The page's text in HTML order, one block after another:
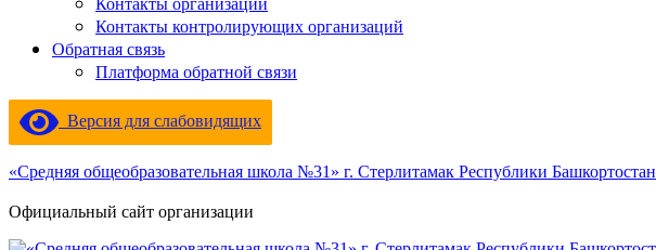
Контакты контролирующих организаций
Обратная связь
Платформа обратной связи
Версия для слабовидящих
«Средняя общеобразовательная школа №31» г. Стерлитамак Республики Башкортостан
Официальный сайт организации